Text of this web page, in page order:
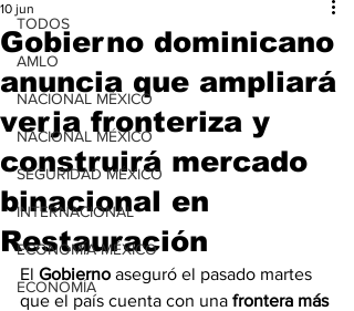
TODOS
AMLO
NACIONAL MÉXICO
NACIONAL MÉXICO
SEGURIDAD MÉXICO
INTERNACIONAL
ECONOMÍA MÉXICO
ECONOMÍA
Gobierno dominicano
anuncia que ampliará
verja fronteriza y
construirá mercado
binacional en
Restauración
10 jun
El Gobierno aseguró el pasado martes
que el país cuenta con una frontera más